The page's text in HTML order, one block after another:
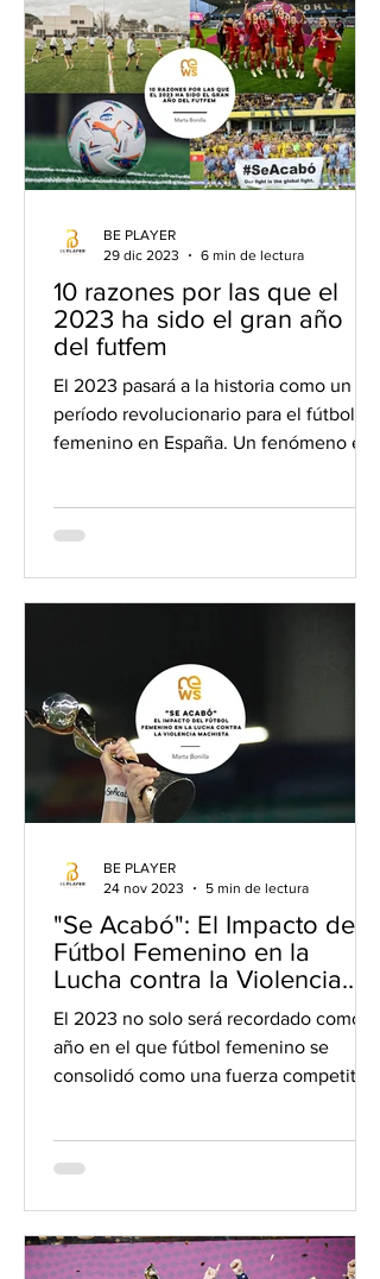
10 razones por las que el
2023 ha sido el gran año
del futfem
El 2023 pasará a la historia como un
período revolucionario para el fútbol
femenino en España. Un fenómeno en
BE PLAYER
29 dic 2023
6 min de lectura
"Se Acabó": El Impacto del
Fútbol Femenino en la
Lucha contra la Violencia
Machista
El 2023 no solo será recordado como el
año en el que fútbol femenino se
consolidó como una fuerza competitiva
BE PLAYER
24 nov 2023
5 min de lectura